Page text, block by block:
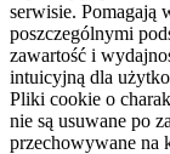
serwisie. Pomagają
poszczególnymi
zawartość i
intuicyjną dla
Pliki cookie o
nie są usuwane po
przechowywane na